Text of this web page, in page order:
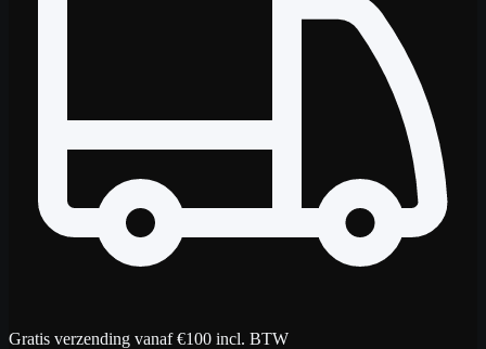
Gratis verzending vanaf €100 incl. BTW